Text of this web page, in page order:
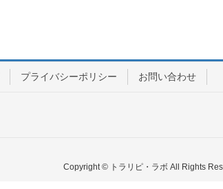
プライバシーポリシー お問い合わせ
Copyright © トラリピ・ラボ All Rights